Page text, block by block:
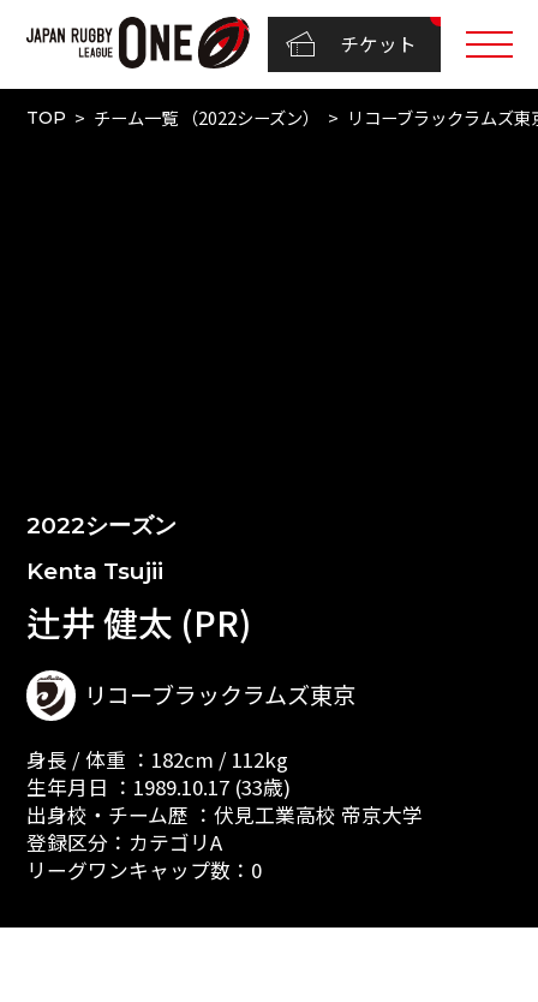
チケット
TOP チーム一覧 （2022シーズン） リコーブラックラムズ東
2022シーズン
Kenta Tsujii
辻井 健太 (PR)
リコーブラックラムズ東京
身長 / 体重 ：182cm / 112kg
生年月日 ：1989.10.17 (33歳)
出身校・チーム歴 ：伏見工業高校 帝京大学
登録区分：カテゴリA
リーグワンキャップ数：0